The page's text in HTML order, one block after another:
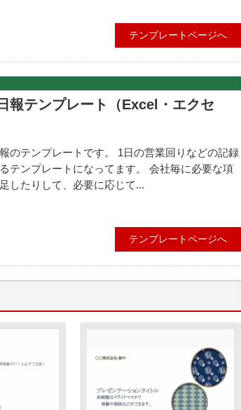
テンプレートページへ
報テンプレート（Excel・エクセ
のテンプレートです。 1日の営業回りなどの記録
テンプレートになってます。 会社毎に必要な項
したりして、必要に応じて...
テンプレートページへ